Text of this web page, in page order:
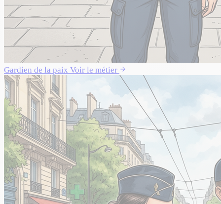
Gardien de la paix Voir le métier